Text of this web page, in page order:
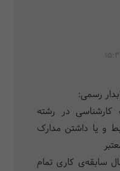
رسمی:
کارشناسی در رشته
و یا داشتن مدارک
سابقه‌ی کاری تمام